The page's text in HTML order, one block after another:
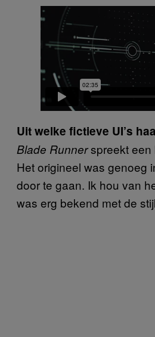
Uit welke fictieve UI’s
Blade Runnerspreekt een
Het origineel was genoeg
door te gaan. Ik hou van
was erg bekend met de